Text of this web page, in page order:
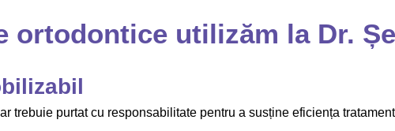
ortodontice utilizăm la Dr.
trebuie purtat cu responsabilitate pentru a susține eficiența